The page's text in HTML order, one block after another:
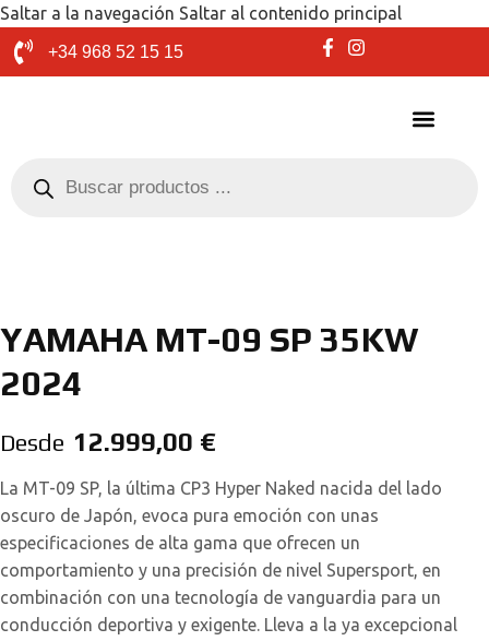
Saltar a la navegación Saltar al contenido principal
+34 968 52 15 15
YAMAHA MT-09 SP 35KW
2024
Desde 12.999,00 €
La MT-09 SP, la última CP3 Hyper Naked nacida del lado
oscuro de Japón, evoca pura emoción con unas
especificaciones de alta gama que ofrecen un
comportamiento y una precisión de nivel Supersport, en
combinación con una tecnología de vanguardia para un
conducción deportiva y exigente. Lleva a la ya excepcional